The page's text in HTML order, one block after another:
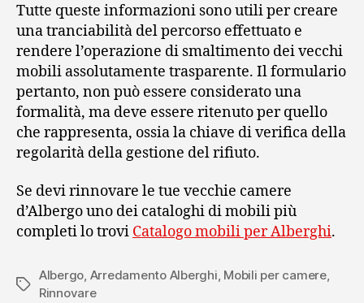
Tutte queste informazioni sono utili per creare
una tranciabilità del percorso effettuato e
rendere l’operazione di smaltimento dei vecchi
mobili assolutamente trasparente. Il formulario
pertanto, non può essere considerato una
formalità, ma deve essere ritenuto per quello
che rappresenta, ossia la chiave di verifica della
regolarità della gestione del rifiuto.
Se devi rinnovare le tue vecchie camere
d’Albergo uno dei cataloghi di mobili più
completi lo trovi Catalogo mobili per Alberghi.
Tag
Albergo, Arredamento Alberghi, Mobili per camere,
Rinnovare